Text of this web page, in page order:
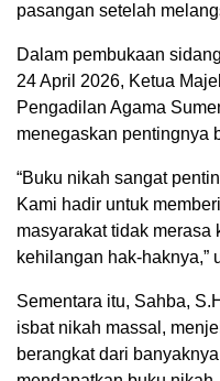
pasangan setelah
Dalam pembukaan
24 April 2026, Ketua
Pengadilan Agama
menegaskan pentingnya
“Buku nikah sangat
Kami hadir untuk
masyarakat tidak
kehilangan hak-haknya,”
Sementara itu, Sahba,
isbat nikah massal,
berangkat dari